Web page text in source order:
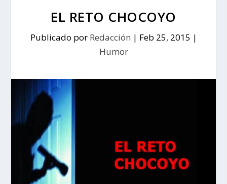
EL RETO CHOCOYO
Publicado por Redacción | Feb 25, 2015 |
Humor